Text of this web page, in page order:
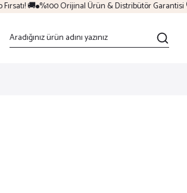
🚚 %100 Orijinal Ürün & Distribütör Garantisi 🛡️